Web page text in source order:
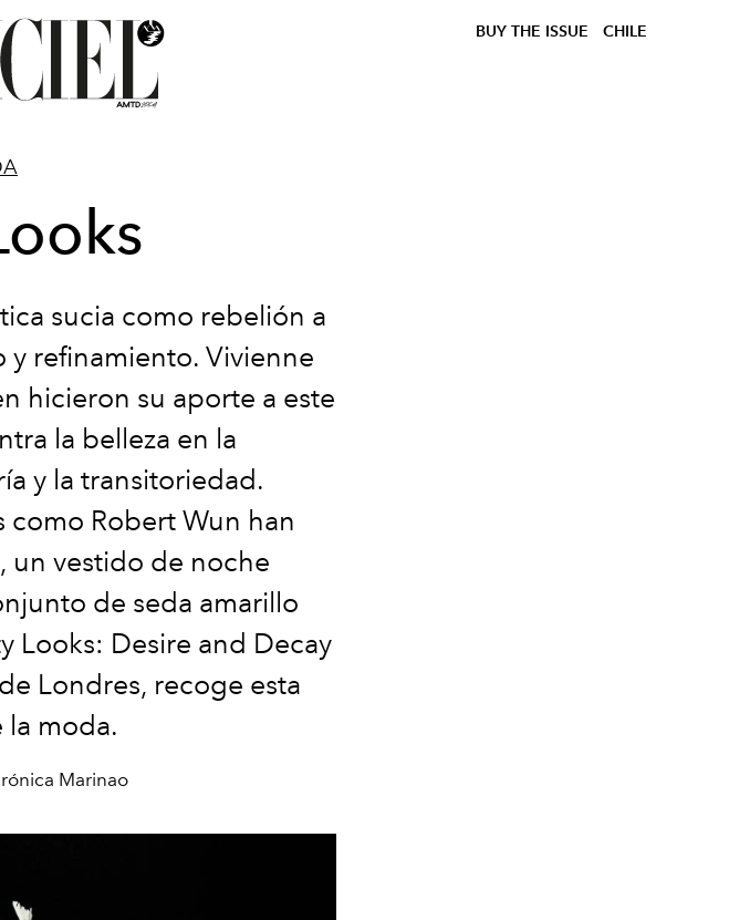
BUY THE ISSUE CHILE
ca sucia como rebelión a
y refinamiento. Vivienne
hicieron su aporte a este
la belleza en la
y la transitoriedad.
como Robert Wun han
un vestido de noche
de seda amarillo
Looks: Desire and Decay
Londres, recoge esta
moda.
Marinao